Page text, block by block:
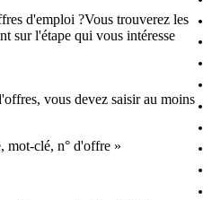
d'emploi ?Vous trouverez les
sur l'étape qui vous intéresse
vous devez saisir au moins
mot-clé, n° d'offre »